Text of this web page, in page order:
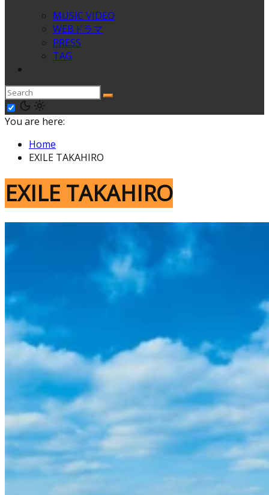
MUSIC VIDEO
WEBドラマ
PRESS
TAG
You are here:
Home
EXILE TAKAHIRO
EXILE TAKAHIRO